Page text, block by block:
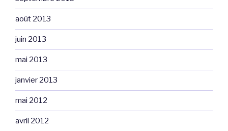
août 2013
juin 2013
mai 2013
janvier 2013
mai 2012
avril 2012